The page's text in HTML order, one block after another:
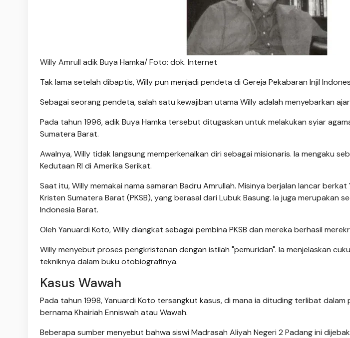
Willy Amrull adik Buya Hamka/ Foto: dok. Internet
Tak lama setelah dibaptis, Willy pun menjadi pendeta di Gereja Pekabaran Injil
Sebagai seorang pendeta, salah satu kewajiban utama Willy adalah menyebarkan
Pada tahun 1996, adik Buya Hamka tersebut ditugaskan untuk melakukan syiar
Sumatera Barat.
Awalnya, Willy tidak langsung memperkenalkan diri sebagai misionaris. Ia mengaku
Kedutaan RI di Amerika Serikat.
Saat itu, Willy memakai nama samaran Badru Amrullah. Misinya berjalan lancar
Kristen Sumatera Barat (PKSB), yang berasal dari Lubuk Basung. Ia juga merupakan
Indonesia Barat.
Oleh Yanuardi Koto, Willy diangkat sebagai pembina PKSB dan mereka berhasil
Willy menyebut proses pengkristenan dengan istilah "pemuridan". Ia menjelaskan
tekniknya dalam buku otobiografinya.
Kasus Wawah
Pada tahun 1998, Yanuardi Koto tersangkut kasus, di mana ia dituding terlibat dalam
bernama Khairiah Enniswah atau Wawah.
Beberapa sumber menyebut bahwa siswi Madrasah Aliyah Negeri 2 Padang ini